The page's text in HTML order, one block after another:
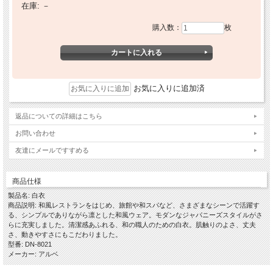
在庫: －
購入数： 枚
お気に入りに追加済
返品についての詳細はこちら
お問い合わせ
友達にメールですすめる
商品仕様
製品名: 白衣
商品説明: 和風レストランをはじめ、旅館や和スパなど、さまざまなシーンで活躍す
る、シンプルでありながら凛とした和風ウェア。モダンなジャパニーズスタイルがさ
らに充実しました。清潔感あふれる、和の職人のための白衣。肌触りのよさ、丈夫
さ、動きやすさにもこだわりました。
型番: DN-8021
メーカー: アルベ